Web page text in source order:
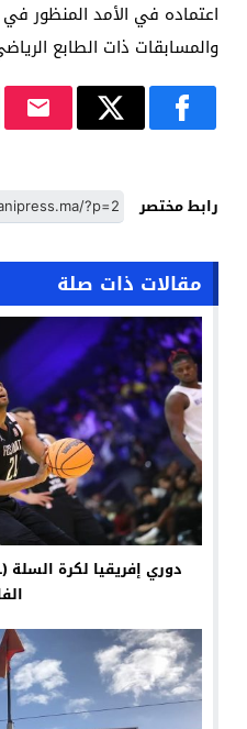
اعتماده في الأمد المنظور
والمسابقات ذات الطابع
رابط مختصر
مقالات ذات صلة